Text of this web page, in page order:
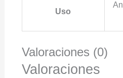
Uso
Valoraciones (0)
Valoraciones